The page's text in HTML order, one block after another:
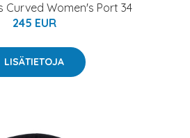
Curved Women's Port 34
245 EUR
LISÄTIETOJA